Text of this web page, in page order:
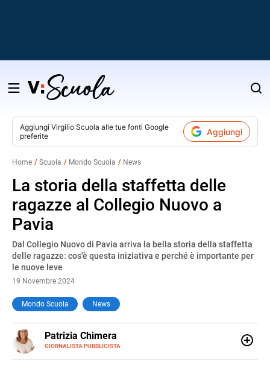
Salta
contenuto
Aggiungi Virgilio Scuola alle tue fonti Google
preferite
Aggiungi
Home Scuola Mondo Scuola News
La storia della staffetta delle
ragazze al Collegio Nuovo a
Pavia
Dal Collegio Nuovo di Pavia arriva la bella storia della staffetta
delle ragazze: cos'è questa iniziativa e perché è importante per
le nuove leve
19 Novembre 2024
Mondo Scuola News
Patrizia Chimera
GIORNALISTA PUBBLICISTA
E-
MAIL
LINKEDIN